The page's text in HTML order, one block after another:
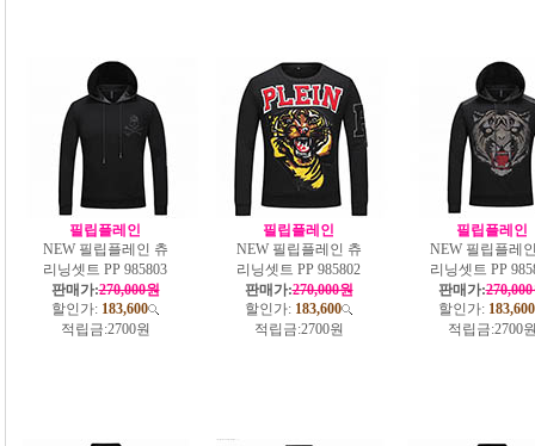
필립플레인
NEW 필립플레인 츄
리닝셋트 PP 985803
판매가:270,000원
할인가: 183,600
적립금:2700원
필립플레인
NEW 필립플레인 츄
리닝셋트 PP 985802
판매가:270,000원
할인가: 183,600
적립금:2700원
필립플레인
NEW 필립플레
리닝셋트 PP
판매가:
할인가: 183,600
적립금:2700